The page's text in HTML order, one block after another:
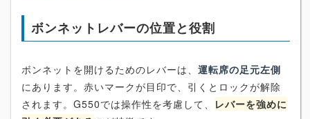
ボンネットレバーの位置と役割
ボンネットを開けるためのレバーは、 運転席の足元左側
にあります。赤いマークが目印で、引くとロックが解除
されます。G550では操作性を考慮して、 レバーを強めに